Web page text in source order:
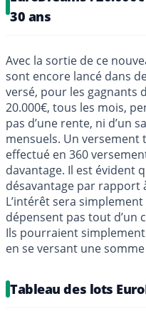
30 ans
Avec la sortie de ce
sont encore lancé dans
versé, pour les gagnants
20.000€, tous les mois,
pas d’une rente, ni d’un
mensuels. Un versement
effectué en 360
davantage. Il est évident
désavantage par rapport
L’intérêt sera
dépensent pas tout d’un
Ils pourraient
en se versant une
Tableau des lots